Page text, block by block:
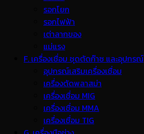
รอกโยก
รอกไฟฟ้า
เต่าลากของ
แม่แรง
F. เครื่องเชื่อม ชุดตัดก๊าซ และอุปกรณ์
อุปกรณ์เสริมเครื่องเชื่อม
เครื่องตัดพลาสม่า
เครื่องเชื่อม MIG
เครื่องเชื่อม MMA
เครื่องเชื่อม TIG